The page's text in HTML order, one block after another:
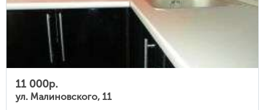
11 000р.
ул. Малиновского, 11